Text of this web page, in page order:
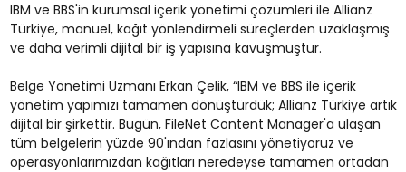
IBM ve BBS'in kurumsal içerik yönetimi çözümleri ile Allianz
Türkiye, manuel, kağıt yönlendirmeli süreçlerden uzaklaşmış
ve daha verimli dijital bir iş yapısına kavuşmuştur.
Belge Yönetimi Uzmanı Erkan Çelik, “IBM ve BBS ile içerik
yönetim yapımızı tamamen dönüştürdük; Allianz Türkiye artık
dijital bir şirkettir. Bugün, FileNet Content Manager'a ulaşan
tüm belgelerin yüzde 90'ından fazlasını yönetiyoruz ve
operasyonlarımızdan kağıtları neredeyse tamamen ortadan